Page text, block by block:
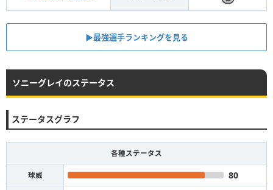
▶︎最強選手ランキングを見る
ソニーグレイのステータス
ステータスグラフ
各種ステータス
球威 80